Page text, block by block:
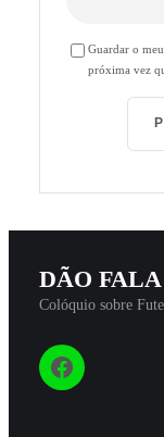
Guardar o
próxima vez
DÃO
Colóquio sobre
Siga-nos